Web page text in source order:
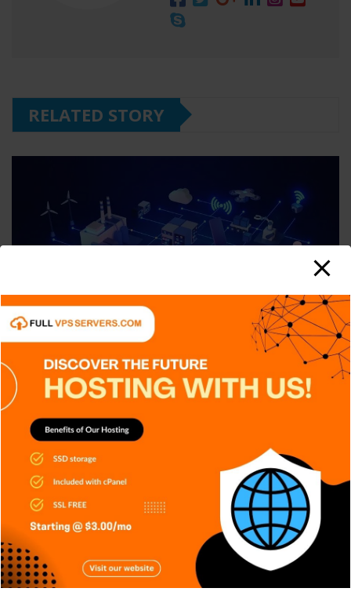
RELATED STORY
APPS DISPOSITIVOS GENERAL
NOTICIAS
RETRO
SERIES
SIN CATEGORÍA
SISTEMA OPERATIVO
Edge AI: Inteligencia Artificial toma
decisiones sin depender
Carlos Conde Ago 6, 2026
APPS DISPOSITIVOS GENERAL
NOTICIAS